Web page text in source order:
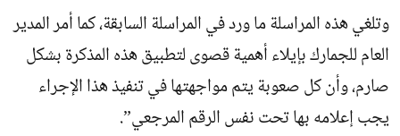
وتلغي هذه المراسلة ما ورد في المراسلة السابقة، كما أمر المدير
العام للجمارك بإيلاء أهمية قصوى لتطبيق هذه المذكرة بشكل
صارم، وأن كل صعوبة يتم مواجهتها في تنفيذ هذا الإجراء
يجب إعلامه بها تحت نفس الرقم المرجعي”.